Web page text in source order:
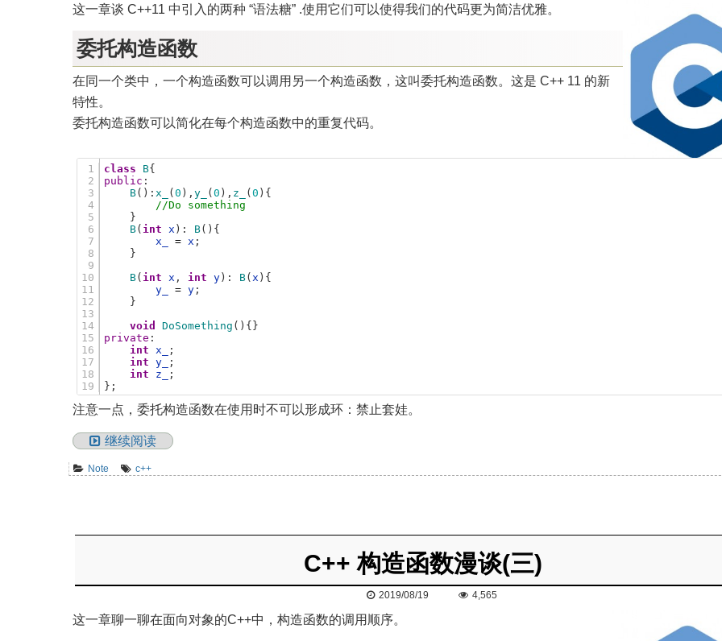
这一章谈 C++11 中引入的两种 “语法糖” .使用它们可以使得我们的代码更为简洁优雅。
委托构造函数
在同一个类中，一个构造函数可以调用另一个构造函数，这叫委托构造函数。这是 C++ 11 的新
特性。
委托构造函数可以简化在每个构造函数中的重复代码。
1
2
3
4
5
6
7
8
9
10
11
12
13
14
15
16
17
18
19
class B{
public :
B( ) : x_ ( 0 ) , y_ ( 0 ) , z_ ( 0 ) {
//Do something
}
B( int x ) : B( ) {
x_
= x ;
}
B( int x , int y) : B( x ) {
y_
= y;
}
void
DoSomething ( ) { }
private :
int x_
;
int y_
;
int
z_
;
} ;
注意一点，委托构造函数在使用时不可以形成环：禁止套娃。
继续阅读
Note c++
C++ 构造函数漫谈(三)
2019/08/19 4,565
这一章聊一聊在面向对象的C++中，构造函数的调用顺序。